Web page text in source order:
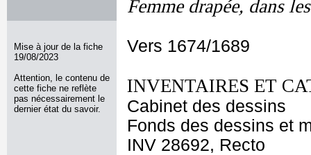
Mise à jour de la fiche
19/08/2023
Attention, le contenu de
cette fiche ne reflète
pas nécessairement le
dernier état du savoir.
Femme drapée, dans
Vers 1674/1689
INVENTAIRES ET
Cabinet des dessins
Fonds des dessins et
INV 28692, Recto